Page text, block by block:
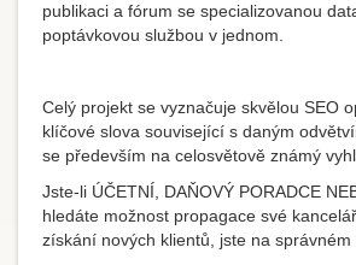
publikaci a fórum se specializovanou
poptávkovou službou v jednom.
Celý projekt se vyznačuje skvělou SEO
klíčové slova související s daným
se především na celosvětově známý
Jste-li ÚČETNÍ, DAŇOVÝ PORADCE
hledáte možnost propagace své
získání nových klientů, jste na správném